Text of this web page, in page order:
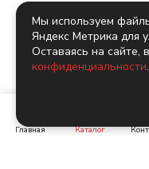
Главная Каталог
Мы используем
Яндекс Метрика для
Оставаясь на сайте,
конфиденциальности.